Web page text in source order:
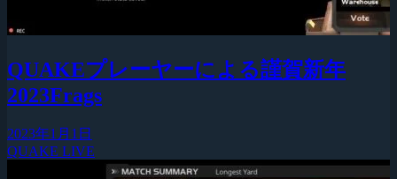
QUAKEプレーヤーによる謹賀新年
2023Frags
2023年1月1日
QUAKE LIVE